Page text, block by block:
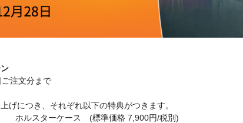
注文分まで
げにつき、それぞれ以下の特典がつきます。
】 ホルスターケース (標準価格 7,900円/税別)